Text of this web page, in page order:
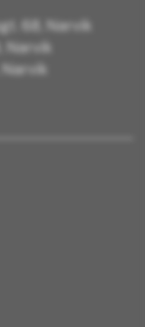
68, Narvik
Narvik